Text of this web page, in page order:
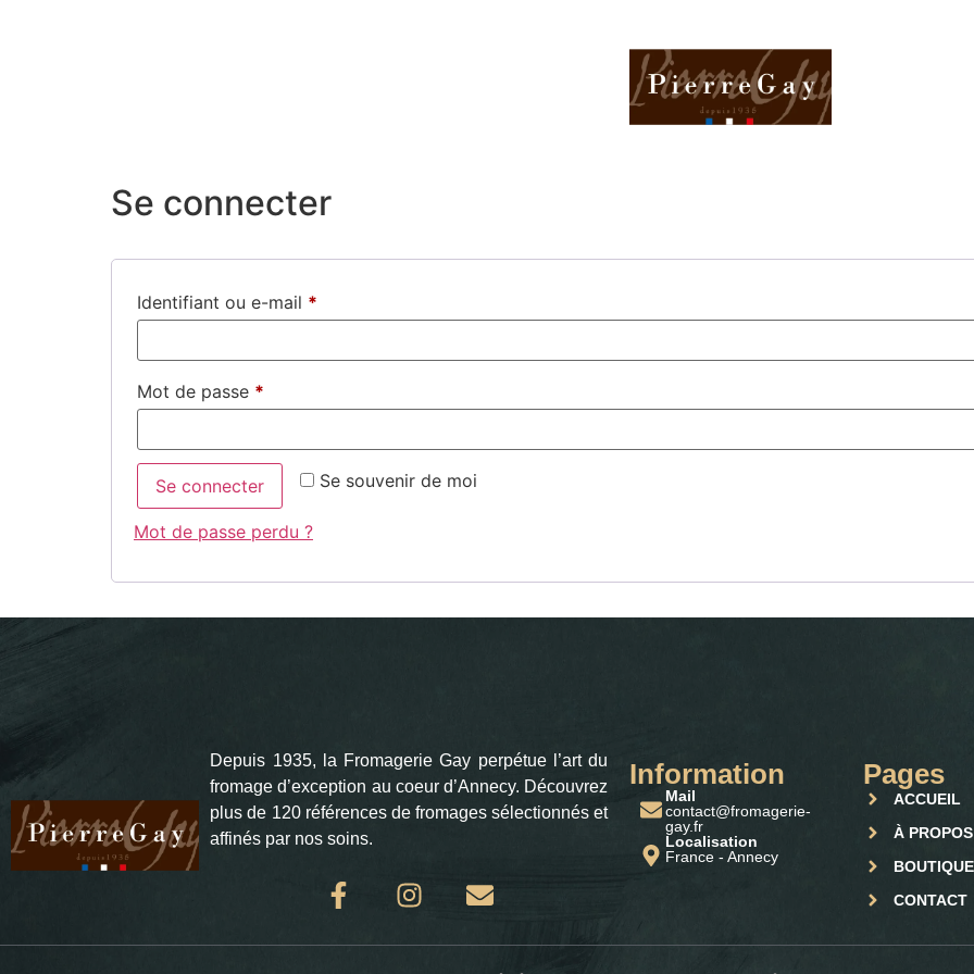
Se connecter
Identifiant ou e-mail *
Mot de passe *
Se souvenir de moi
Se connecter
Mot de passe perdu ?
Depuis 1935, la Fromagerie Gay perpétue l’art du
fromage d’exception au coeur d’Annecy. Découvrez
plus de 120 références de fromages sélectionnés et
affinés par nos soins.
Information
Mail
contact@fromagerie-
gay.fr
Localisation
France - Annecy
Pages
ACCUEIL
À PROPOS
BOUTIQUE
CONTACT